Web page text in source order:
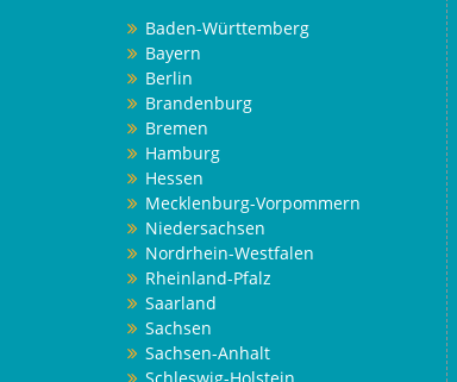
Baden-Württemberg
Bayern
Berlin
Brandenburg
Bremen
Hamburg
Hessen
Mecklenburg-Vorpommern
Niedersachsen
Nordrhein-Westfalen
Rheinland-Pfalz
Saarland
Sachsen
Sachsen-Anhalt